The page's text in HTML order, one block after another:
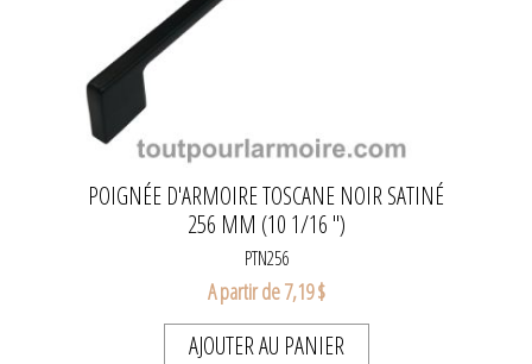
POIGNÉE D'ARMOIRE TOSCANE NOIR SATINÉ
256 MM (10 1/16 ")
PTN256
A partir de 7,19 $
AJOUTER AU PANIER